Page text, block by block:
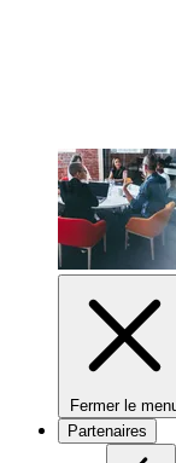
Fermer le
Partenaires